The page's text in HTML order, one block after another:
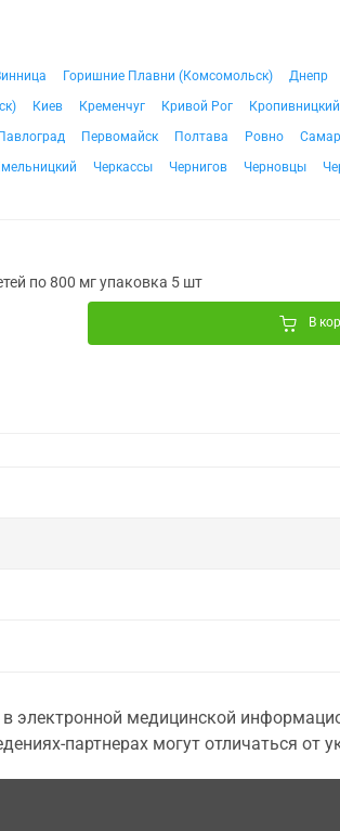
Горишние Плавни (Комсомольск) Днепр
Киев Кременчуг Кривой Рог
Павлоград Первомайск Полтава Ровно
Черкассы Чернигов Черновцы
по 800 мг упаковка 5 шт
В
медицинской
партнерах могут отличаться от